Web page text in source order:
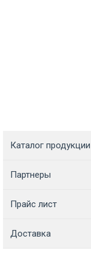
Каталог продукции
Партнеры
Прайс лист
Доставка